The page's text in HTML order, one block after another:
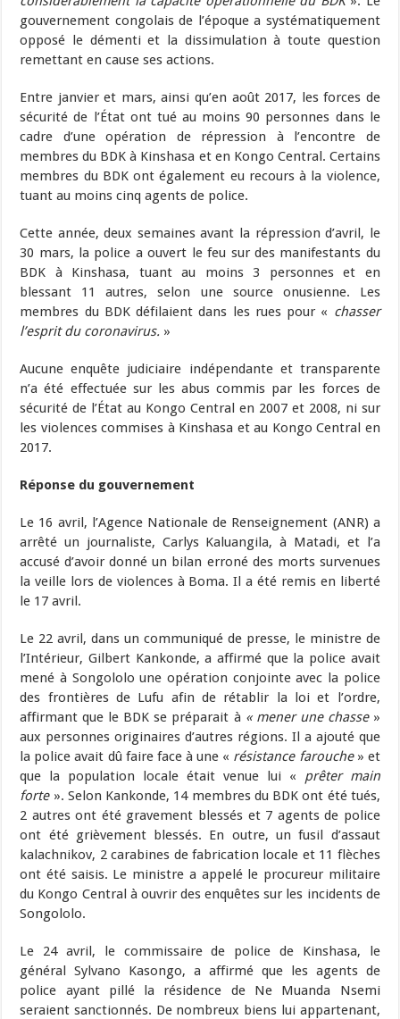
gouvernement congolais de l’époque a systématiquement
opposé le démenti et la dissimulation à toute question
remettant en cause ses actions.
Entre janvier et mars, ainsi qu’en août 2017, les forces de
sécurité de l’État ont tué au moins 90 personnes dans le
cadre d’une opération de répression à l’encontre de
membres du BDK à Kinshasa et en Kongo Central. Certains
membres du BDK ont également eu recours à la violence,
tuant au moins cinq agents de police.
Cette année, deux semaines avant la répression d’avril, le
30 mars, la police a ouvert le feu sur des manifestants du
BDK à Kinshasa, tuant au moins 3 personnes et en
blessant 11 autres, selon une source onusienne. Les
membres du BDK défilaient dans les rues pour « chasser
l’esprit du coronavirus. »
Aucune enquête judiciaire indépendante et transparente
n’a été effectuée sur les abus commis par les forces de
sécurité de l’État au Kongo Central en 2007 et 2008, ni sur
les violences commises à Kinshasa et au Kongo Central en
2017.
Réponse du gouvernement
Le 16 avril, l’Agence Nationale de Renseignement (ANR) a
arrêté un journaliste, Carlys Kaluangila, à Matadi, et l’a
accusé d’avoir donné un bilan erroné des morts survenues
la veille lors de violences à Boma. Il a été remis en liberté
le 17 avril.
Le 22 avril, dans un communiqué de presse, le ministre de
l’Intérieur, Gilbert Kankonde, a affirmé que la police avait
mené à Songololo une opération conjointe avec la police
des frontières de Lufu afin de rétablir la loi et l’ordre,
affirmant que le BDK se préparait à «mener une chasse »
aux personnes originaires d’autres régions. Il a ajouté que
la police avait dû faire face à une « résistance farouche » et
que la population locale était venue lui « prêter main
forte ». Selon Kankonde, 14 membres du BDK ont été tués,
2 autres ont été gravement blessés et 7 agents de police
ont été grièvement blessés. En outre, un fusil d’assaut
kalachnikov, 2 carabines de fabrication locale et 11 flèches
ont été saisis. Le ministre a appelé le procureur militaire
du Kongo Central à ouvrir des enquêtes sur les incidents de
Songololo.
Le 24 avril, le commissaire de police de Kinshasa, le
général Sylvano Kasongo, a affirmé que les agents de
police ayant pillé la résidence de Ne Muanda Nsemi
seraient sanctionnés. De nombreux biens lui appartenant,